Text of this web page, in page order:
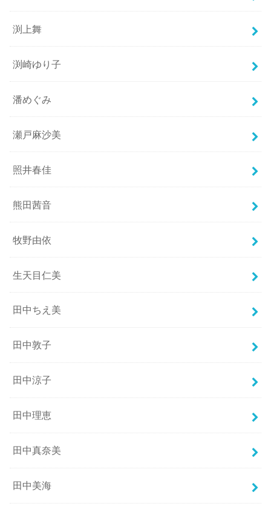
渕上舞
渕崎ゆり子
潘めぐみ
瀬戸麻沙美
照井春佳
熊田茜音
牧野由依
生天目仁美
田中ちえ美
田中敦子
田中涼子
田中理恵
田中真奈美
田中美海